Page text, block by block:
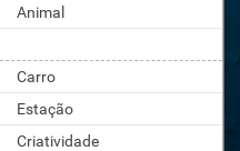
Animal
Carro
Estação
Criatividade